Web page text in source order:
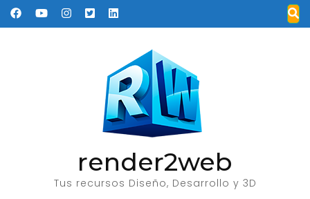
Saltar
al
render2web
Tus recursos Diseño, Desarrollo y 3D